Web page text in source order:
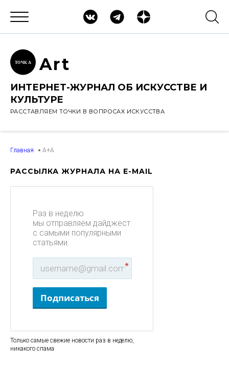
ТОЧК А Art
ИНТЕРНЕТ-ЖУРНАЛ ОБ ИСКУССТВЕ И
КУЛЬТУРЕ
РАССТАВЛЯЕМ ТОЧКИ В ВОПРОСАХ ИСКУССТВА
Главная A+A
РАССЫЛКА ЖУРНАЛА НА E-MAIL
Раз в неделю
мы отправляем дайджест
с самыми популярными
статьями.
*
Подписаться
Только самые свежие новости раз в неделю,
никакого спама